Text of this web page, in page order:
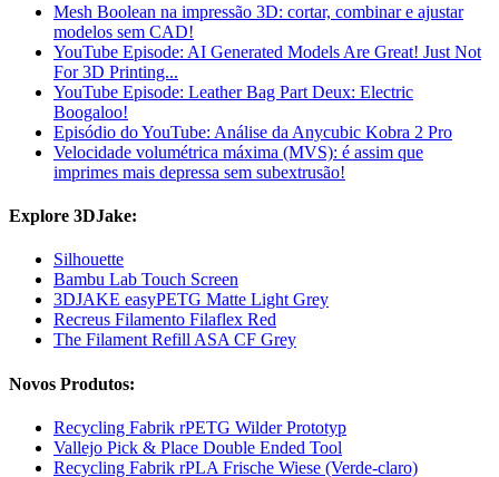
Mesh Boolean na impressão 3D: cortar, combinar e ajustar
modelos sem CAD!
YouTube Episode: AI Generated Models Are Great! Just Not
For 3D Printing...
YouTube Episode: Leather Bag Part Deux: Electric
Boogaloo!
Episódio do YouTube: Análise da Anycubic Kobra 2 Pro
Velocidade volumétrica máxima (MVS): é assim que
imprimes mais depressa sem subextrusão!
Explore 3DJake:
Silhouette
Bambu Lab Touch Screen
3DJAKE easyPETG Matte Light Grey
Recreus Filamento Filaflex Red
The Filament Refill ASA CF Grey
Novos Produtos:
Recycling Fabrik rPETG Wilder Prototyp
Vallejo Pick & Place Double Ended Tool
Recycling Fabrik rPLA Frische Wiese (Verde-claro)